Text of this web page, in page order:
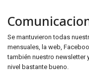
Se mantuvieron todas
mensuales, la web,
también nuestro newsletter
nivel bastante bueno.